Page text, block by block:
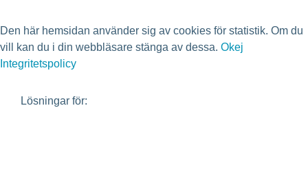
Den här hemsidan använder sig av cookies för statistik. Om du
vill kan du i din webbläsare stänga av dessa. Okej
Integritetspolicy
Lösningar för: